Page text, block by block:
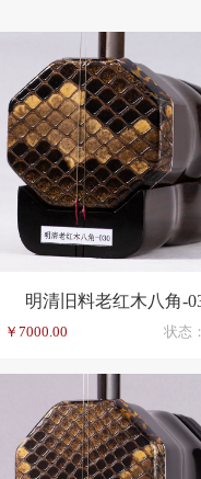
明清旧料老红木八角-
￥7000.00 状态